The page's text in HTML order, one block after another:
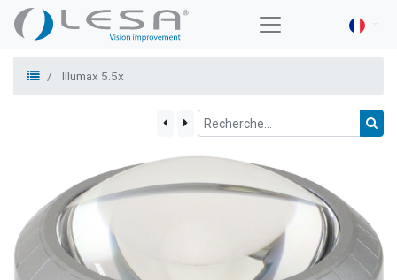
Illumax 5.5x